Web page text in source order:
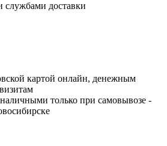
доставки
картой онлайн, денежным
только при самовывозе -